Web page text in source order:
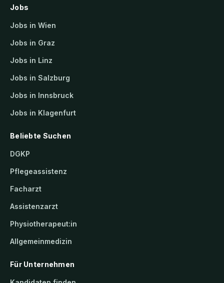
Jobs
Jobs in Wien
Jobs in Graz
Jobs in Linz
Jobs in Salzburg
Jobs in Innsbruck
Jobs in Klagenfurt
Beliebte Suchen
DGKP
Pflegeassistenz
Facharzt
Assistenzarzt
Physiotherapeut:in
Allgemeinmedizin
Für Unternehmen